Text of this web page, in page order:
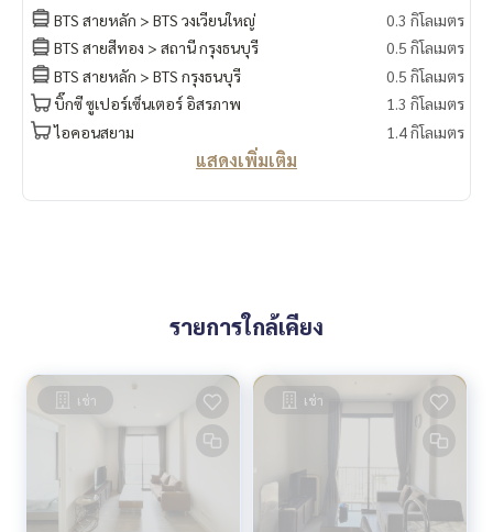
BTS สายหลัก > BTS วงเวียนใหญ่
0.3 กิโลเมตร
BTS สายสีทอง > สถานี กรุงธนบุรี
0.5 กิโลเมตร
BTS สายหลัก > BTS กรุงธนบุรี
0.5 กิโลเมตร
บิ๊กซี ซูเปอร์เซ็นเตอร์ อิสรภาพ
1.3 กิโลเมตร
ไอคอนสยาม
1.4 กิโลเมตร
แสดงเพิ่มเติม
รายการใกล้เคียง
เช่า เช่า